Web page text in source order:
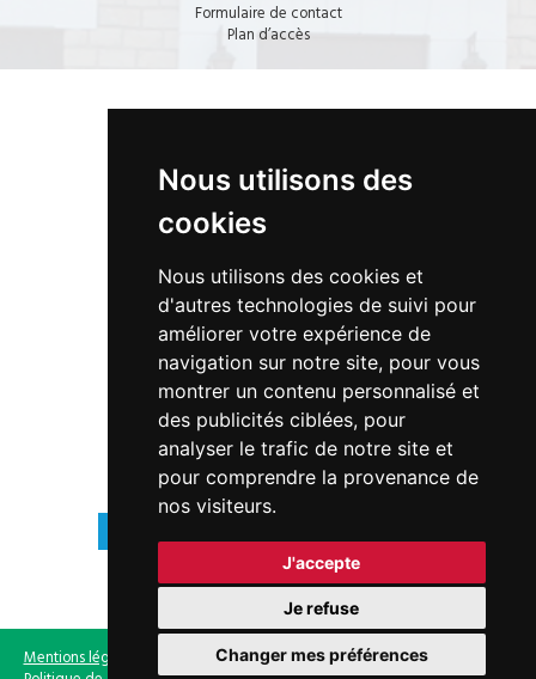
Nous utilisons des
cookies
Nous utilisons des cookies et
d'autres technologies de suivi pour
améliorer votre expérience de
navigation sur notre site, pour vous
montrer un contenu personnalisé et
des publicités ciblées, pour
analyser le trafic de notre site et
pour comprendre la provenance de
nos visiteurs.
J'accepte
Je refuse
Changer mes préférences
Formulaire de contact
Plan d’accès
17, bd de la République · 78440 PORCHEVILLE
01 30 98 87 87
hotel-de-ville@mairie-porcheville.fr
HORAIRES
Samedi Fermé
Mentions légales Gestion des cookies-Politique de gestion des cookies